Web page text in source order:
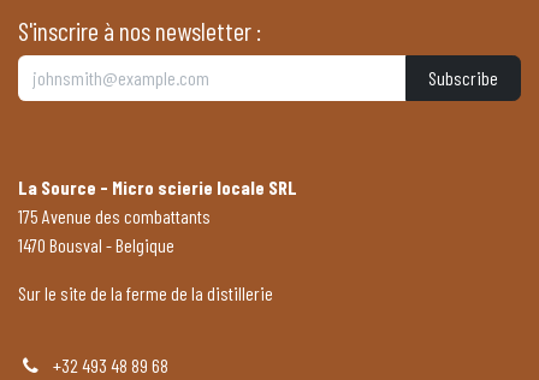
S'inscrire à nos newsletter :
Subscribe
La Source - Micro scierie locale SRL
175 Avenue des combattants
1470 Bousval - Belgique
Sur le site de la ferme de la distillerie
+32 493 48 89 68